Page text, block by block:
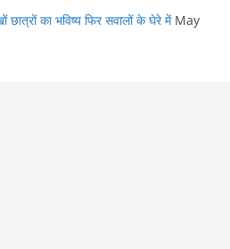
का भविष्य फिर सवालों के घेरे में May